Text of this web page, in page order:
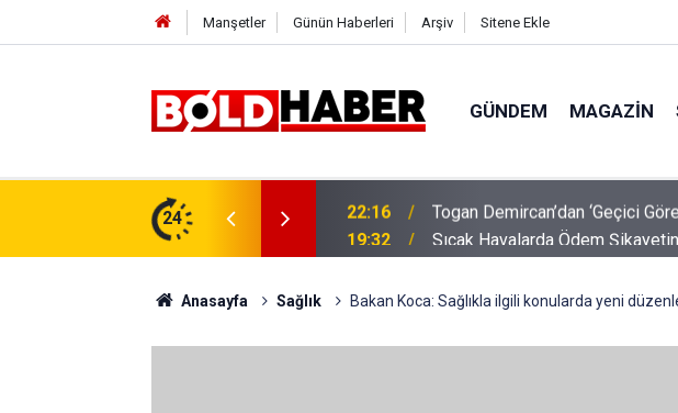
Manşetler Günün Haberleri Arşiv Sitene Ekle
GÜNDEM MAGAZIN
24 19:32 Sıcak Havalarda Ödem
Anasayfa Sağlık Bakan Koca: Sağlıkla ilgili konularda yeni